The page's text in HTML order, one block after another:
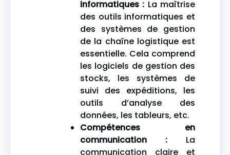
informatiques : La maîtrise
des outils informatiques et
des systèmes de gestion
de la chaîne logistique est
essentielle. Cela comprend
les logiciels de gestion des
stocks, les systèmes de
suivi des expéditions, les
outils d’analyse des
données, les tableurs, etc.
Compétences en
communication : La
communication claire et